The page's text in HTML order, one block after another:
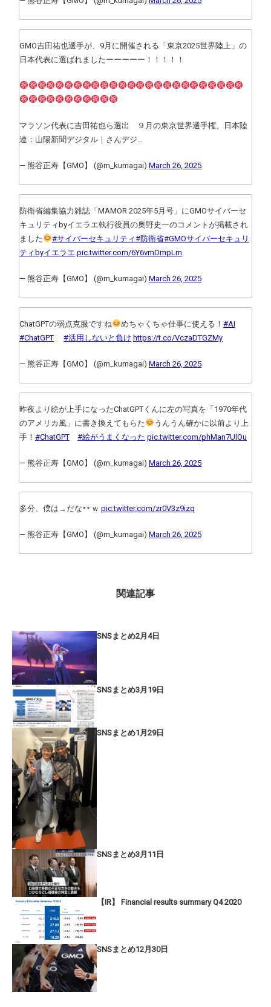
GMO吉田祐也選手が、9月に開催される「東京2025世界陸上」の
日本代表に選ばれましたーーーーー！！！！！
マラソン代表に吉田祐也ら選出 ９月の東京世界選手権、日本陸
連：山陽新聞デジタル｜さんデジ…
— 熊谷正寿【GMO】 (@m_kumagai) March 26, 2025
防衛省編集協力雑誌「MAMOR 2025年5月号」にGMOサイバーセ
キュリティbyイエラエ執行役員の奥野史一のコメントが掲載され
ました
#サイバーセキュリティ#防衛省#GMOサイバーセキュリ
ティbyイエラエ pic.twitter.com/6Y6vmDmpLm
— 熊谷正寿【GMO】 (@m_kumagai) March 26, 2025
ChatGPTの弱点克服ですね めちゃくちゃ仕事に使える！ #AI
#ChatGPT
#活用しないと負け https://t.co/VczaDTGZMy
— 熊谷正寿【GMO】 (@m_kumagai) March 26, 2025
昨夜より絵が上手になったChatGPTくんに左の写真を「1970年代
のアメリカ風」に書き換えてもらた
うんうん確かに以前より上
手！ #ChatGPT #絵がうまくなった pic.twitter.com/phMan7UlOu
— 熊谷正寿【GMO】 (@m_kumagai) March 26, 2025
多分、僕は→だな ｗ pic.twitter.com/zr0V3z9izq
— 熊谷正寿【GMO】 (@m_kumagai) March 26, 2025
関連記事
SNSまとめ2月4日
SNSまとめ3月19日
SNSまとめ1月29日
SNSまとめ3月11日
【IR】 Financial results summary Q4 2020
SNSまとめ12月30日